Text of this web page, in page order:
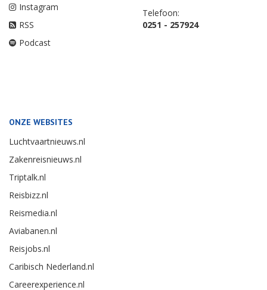
Instagram
RSS
Podcast
Telefoon:
0251 - 257924
ONZE WEBSITES
Luchtvaartnieuws.nl
Zakenreisnieuws.nl
Triptalk.nl
Reisbizz.nl
Reismedia.nl
Aviabanen.nl
Reisjobs.nl
Caribisch Nederland.nl
Careerexperience.nl